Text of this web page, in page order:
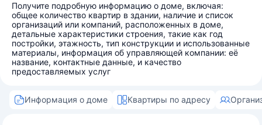
Получите подробную информацию о доме, включая:
общее количество квартир в здании, наличие и список
организаций или компаний, расположенных в доме,
детальные характеристики строения, такие как год
постройки, этажность, тип конструкции и использованные
материалы, информация об управляющей компании: её
название, контактные данные, и качество
предоставляемых услуг
Информация о доме Квартиры по адресу